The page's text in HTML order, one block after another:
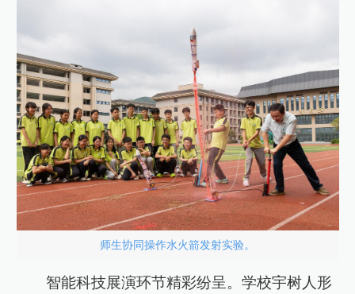
师生协同操作水火箭发射实验。
智能科技展演环节精彩纷呈。学校宇树人形